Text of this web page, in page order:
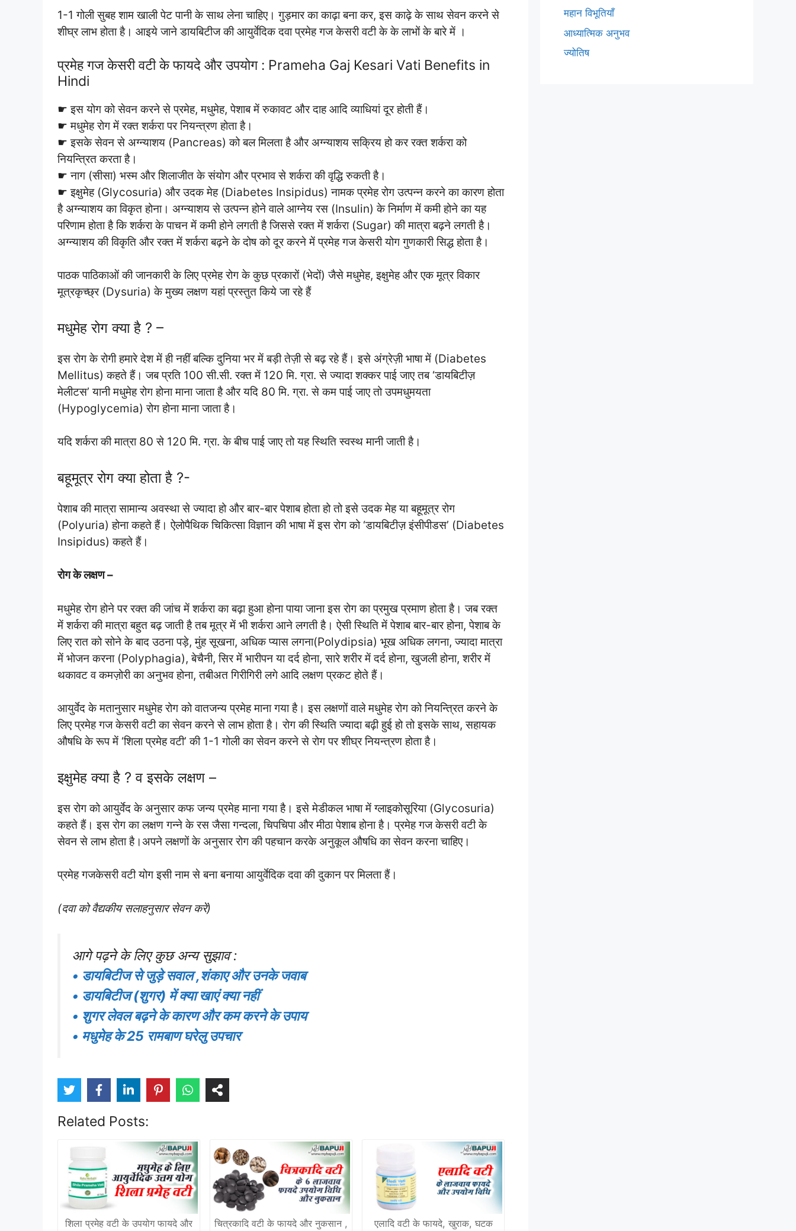
1-1 गोली सुबह शाम खाली पेट पानी के साथ लेना चाहिए। गुड़मार का काढ़ा बना कर, इस काढ़े के साथ सेवन करने से
शीघ्र लाभ होता है। आइये जाने डायबिटीज की आयुर्वेदिक दवा प्रमेह गज केसरी वटी के के लाभों के बारे में ।
प्रमेह गज केसरी वटी के फायदे और उपयोग : Prameha Gaj Kesari Vati Benefits in
Hindi
☛ इस योग को सेवन करने से प्रमेह, मधुमेह, पेशाब में रुकावट और दाह आदि व्याधियां दूर होती हैं।
☛ मधुमेह रोग में रक्त शर्करा पर नियन्त्रण होता है।
☛ इसके सेवन से अग्न्याशय (Pancreas) को बल मिलता है और अग्न्याशय सक्रिय हो कर रक्त शर्करा को
नियन्त्रित करता है।
☛ नाग (सीसा) भस्म और शिलाजीत के संयोग और प्रभाव से शर्करा की वृद्धि रुकती है।
☛ इक्षुमेह (Glycosuria) और उदक मेह (Diabetes Insipidus) नामक प्रमेह रोग उत्पन्न करने का कारण होता
है अग्न्याशय का विकृत होना। अग्न्याशय से उत्पन्न होने वाले आग्नेय रस (Insulin) के निर्माण में कमी होने का यह
परिणाम होता है कि शर्करा के पाचन में कमी होने लगती है जिससे रक्त में शर्करा (Sugar) की मात्रा बढ़ने लगती है।
अग्न्याशय की विकृति और रक्त में शर्करा बढ़ने के दोष को दूर करने में प्रमेह गज केसरी योग गुणकारी सिद्ध होता है।
पाठक पाठिकाओं की जानकारी के लिए प्रमेह रोग के कुछ प्रकारों (भेदों) जैसे मधुमेह, इक्षुमेह और एक मूत्र विकार
मूत्रकृच्छ्र (Dysuria) के मुख्य लक्षण यहां प्रस्तुत किये जा रहे हैं
मधुमेह रोग क्या है ? –
इस रोग के रोगी हमारे देश में ही नहीं बल्कि दुनिया भर में बड़ी तेज़ी से बढ़ रहे हैं। इसे अंग्रेज़ी भाषा में (Diabetes
Mellitus) कहते हैं। जब प्रति 100 सी.सी. रक्त में 120 मि. ग्रा. से ज्यादा शक्कर पाई जाए तब ‘डायबिटीज़
मेलीटस’ यानी मधुमेह रोग होना माना जाता है और यदि 80 मि. ग्रा. से कम पाई जाए तो उपमधुमयता
(Hypoglycemia) रोग होना माना जाता है।
यदि शर्करा की मात्रा 80 से 120 मि. ग्रा. के बीच पाई जाए तो यह स्थिति स्वस्थ मानी जाती है।
बहूमूत्र रोग क्या होता है ?-
पेशाब की मात्रा सामान्य अवस्था से ज्यादा हो और बार-बार पेशाब होता हो तो इसे उदक मेह या बहूमूत्र रोग
(Polyuria) होना कहते हैं। ऐलोपैथिक चिकित्सा विज्ञान की भाषा में इस रोग को ‘डायबिटीज़ इंसीपीडस’ (Diabetes
Insipidus) कहते हैं।
रोग के लक्षण –
मधुमेह रोग होने पर रक्त की जांच में शर्करा का बढ़ा हुआ होना पाया जाना इस रोग का प्रमुख प्रमाण होता है। जब रक्त
में शर्करा की मात्रा बहुत बढ़ जाती है तब मूत्र में भी शर्करा आने लगती है। ऐसी स्थिति में पेशाब बार-बार होना, पेशाब के
लिए रात को सोने के बाद उठना पड़े, मुंह सूखना, अधिक प्यास लगना(Polydipsia) भूख अधिक लगना, ज्यादा मात्रा
में भोजन करना (Polyphagia), बेचैनी, सिर में भारीपन या दर्द होना, सारे शरीर में दर्द होना, खुजली होना, शरीर में
थकावट व कमज़ोरी का अनुभव होना, तबीअत गिरीगिरी लगे आदि लक्षण प्रकट होते हैं।
आयुर्वेद के मतानुसार मधुमेह रोग को वातजन्य प्रमेह माना गया है। इस लक्षणों वाले मधुमेह रोग को नियन्त्रित करने के
लिए प्रमेह गज केसरी वटी का सेवन करने से लाभ होता है। रोग की स्थिति ज्यादा बढ़ी हुई हो तो इसके साथ, सहायक
औषधि के रूप में ‘शिला प्रमेह वटी’ की 1-1 गोली का सेवन करने से रोग पर शीघ्र नियन्त्रण होता है।
इक्षुमेह क्या है ? व इसके लक्षण –
इस रोग को आयुर्वेद के अनुसार कफ जन्य प्रमेह माना गया है। इसे मेडीकल भाषा में ग्लाइकोसूरिया (Glycosuria)
कहते हैं। इस रोग का लक्षण गन्ने के रस जैसा गन्दला, चिपचिपा और मीठा पेशाब होना है। प्रमेह गज केसरी वटी के
सेवन से लाभ होता है।अपने लक्षणों के अनुसार रोग की पहचान करके अनुकूल औषधि का सेवन करना चाहिए।
प्रमेह गजकेसरी वटी योग इसी नाम से बना बनाया आयुर्वेदिक दवा की दुकान पर मिलता हैं।
(दवा को वैद्यकीय सलाहनुसार सेवन करें)
आगे पढ़ने के लिए कुछ अन्य सुझाव :
• डायबिटीज से जुड़े सवाल ,शंकाए और उनके जवाब
• डायबिटीज (शुगर) में क्या खाएं क्या नहीं
• शुगर लेवल बढ़ने के कारण और कम करने के उपाय
• मधुमेह के 25 रामबाण घरेलु उपचार
Related Posts:
शिला प्रमेह वटी के उपयोग फायदे और चित्रकादि वटी के फायदे और नुकसान , एलादि वटी के फायदे, खुराक, घटक
महान विभूतियाँ
आध्यात्मिक अनुभव
ज्योतिष